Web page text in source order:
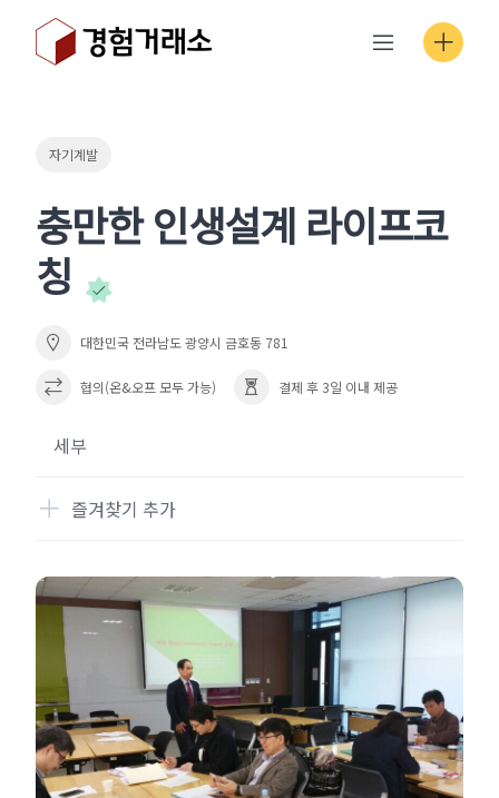
content
자기계발
충만한 인생설계 라이프코
칭
대한민국 전라남도 광양시 금호동 781
협의(온&오프 모두 가능) 결제 후 3일 이내 제공
세부
즐겨찾기 추가